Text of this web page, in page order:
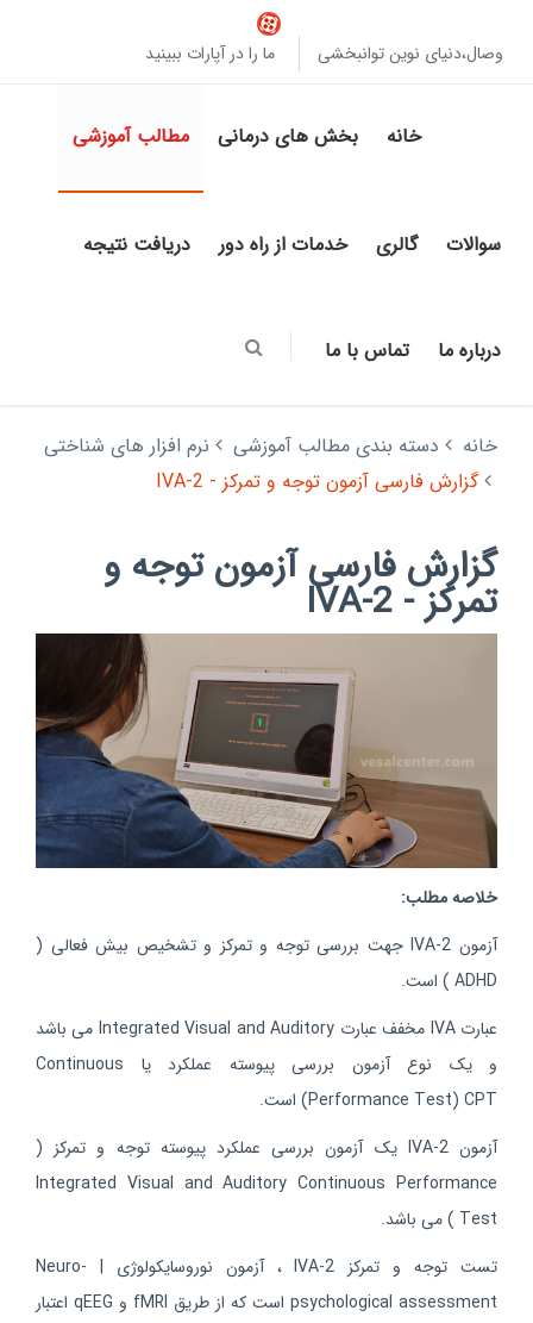
وصال،دنیای نوین توانبخشی ما را در آپارات ببینید
خانه بخش های درمانی مطالب آموزشی
سوالات گالری خدمات از راه دور دریافت نتیجه
درباره ما تماس با ما
خانه دسته بندی مطالب آموزشی
نرم افزار های شناختی
گزارش فارسی آزمون توجه و تمرکز - IVA-2
گزارش فارسی آزمون توجه و
تمرکز - IVA-2
خلاصه مطلب:
آزمون IVA-2 جهت بررسی توجه و تمرکز و تشخیص بیش فعالی (
ADHD ) است.
عبارت IVA مخفف عبارت Integrated Visual and Auditory می باشد
و یک نوع آزمون بررسی پیوسته عملکرد یا Continuous
Performance Test) CPT) است.
آزمون IVA-2 یک آزمون بررسی عملکرد پیوسته توجه و تمرکز (
Integrated Visual and Auditory Continuous Performance
Test ) می باشد.
تست توجه و تمرکز IVA-2 ، آزمون نوروسایکولوژی | Neuro-
psychological assessment است که از طریق fMRI و qEEG اعتبار